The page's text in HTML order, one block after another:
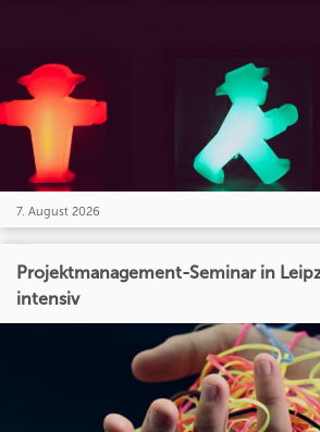
7. August 2026
Projektmanagement-Seminar in
intensiv